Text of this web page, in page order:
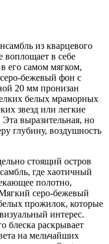
из кварцевого
воплощает в себе
его самом мягком,
бежевый фон с
20 мм пронизан
белых мраморных
звезд или легкие
выразительная, но
глубину, воздушность
стоящий остров
где хаотичный
полотно,
серо-бежевый
прожилок, которые
интерес.
блеска раскрывает
на мельчайших